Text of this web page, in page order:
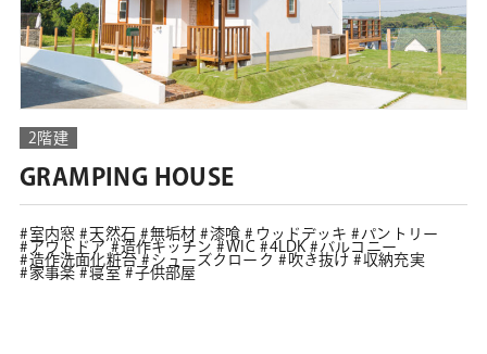
2階建
GRAMPING HOUSE
室内窓 天然石 無垢材 漆喰 ウッドデッキ
パントリー
アウトドア
造作キッチン WIC 4LDK
バルコニー
造作洗面化粧台
シューズクローク 吹き抜け
収納充実
家事楽
寝室 子供部屋